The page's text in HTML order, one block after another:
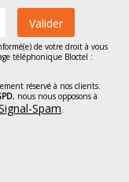
Valider
de votre droit à vous
téléphonique Bloctel :
réservé à nos clients.
, nous nous opposons à
Spam.